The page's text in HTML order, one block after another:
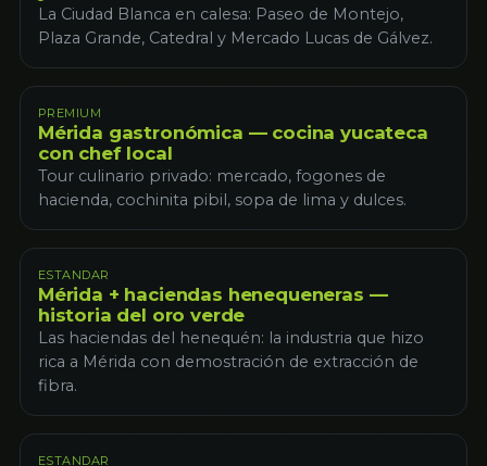
La Ciudad Blanca en calesa: Paseo de Montejo,
Plaza Grande, Catedral y Mercado Lucas de Gálvez.
PREMIUM
Mérida gastronómica — cocina yucateca
con chef local
Tour culinario privado: mercado, fogones de
hacienda, cochinita pibil, sopa de lima y dulces.
ESTANDAR
Mérida + haciendas henequeneras —
historia del oro verde
Las haciendas del henequén: la industria que hizo
rica a Mérida con demostración de extracción de
fibra.
ESTANDAR